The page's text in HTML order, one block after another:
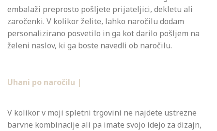
embalaži preprosto pošljete prijateljici, dekletu ali
zaročenki. V kolikor želite, lahko naročilu dodam
personalizirano posvetilo in ga kot darilo pošljem na
želeni naslov, ki ga boste navedli ob naročilu.
Uhani po naročilu |
V kolikor v moji spletni trgovini ne najdete ustrezne
barvne kombinacije ali pa imate svojo idejo za dizajn,